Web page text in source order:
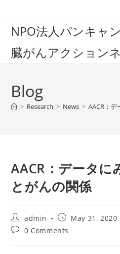
contentNPO法人パンキャ
臓がんアクション
Blog
> Research > News > AACR：デ
AACR：データに
とがんの関係
Post
author:
admin
Post
published:
May 31, 2020
Post0 Comments